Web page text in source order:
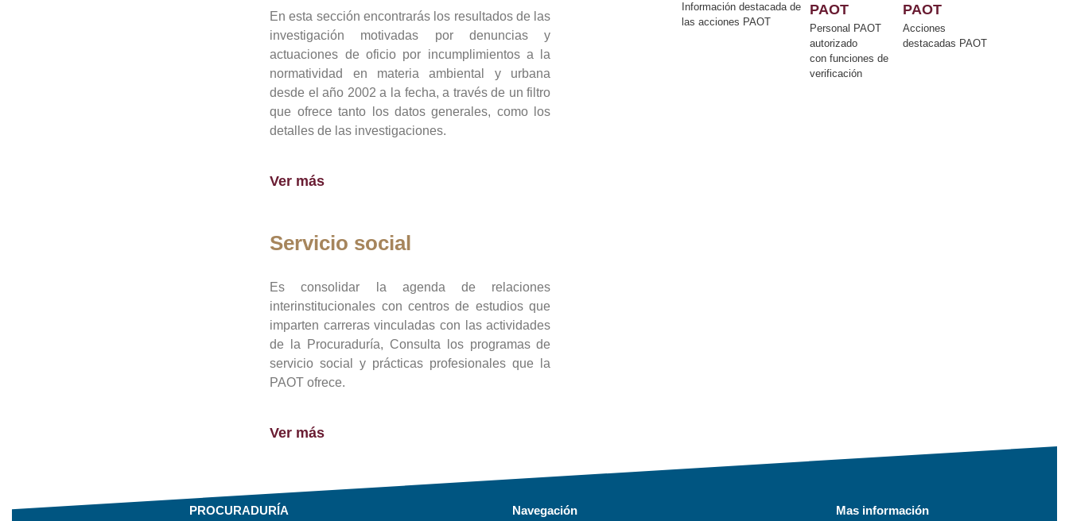
En esta sección encontrarás los resultados de las
investigación motivadas por denuncias y
actuaciones de oficio por incumplimientos a la
normatividad en materia ambiental y urbana
desde el año 2002 a la fecha, a través de un filtro
que ofrece tanto los datos generales, como los
detalles de las investigaciones.
Ver más
Servicio social
Es consolidar la agenda de relaciones
interinstitucionales con centros de estudios que
imparten carreras vinculadas con las actividades
de la Procuraduría, Consulta los programas de
servicio social y prácticas profesionales que la
PAOT ofrece.
Ver más
Información destacada de
las acciones PAOT
PAOT
Personal PAOT
autorizado
con funciones de
verificación
PAOT
Acciones
destacadas PAOT
PROCURADURÍA Navegación Mas información